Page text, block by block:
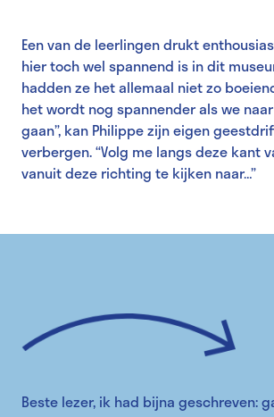
Een van de leerlingen drukt
hier toch wel spannend is in dit
hadden ze het allemaal niet zo
het wordt nog spannender als we
gaan”, kan Philippe zijn eigen
verbergen. “Volg me langs deze kant
vanuit deze richting te kijken naar…”
Beste lezer, ik had bijna geschreven: